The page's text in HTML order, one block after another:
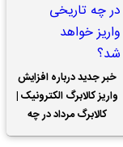
خبر جدید درباره افزایش
واریز کالابرگ الکترونیک |
کالابرگ مرداد در چه
تاریخی واریز خواهد شد؟